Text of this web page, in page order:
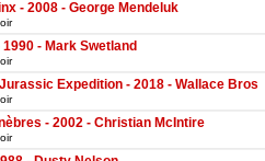
- 2008 - George Mendeluk
- Mark Swetland
Expedition - 2018 - Wallace Bros
- 2002 - Christian McIntire